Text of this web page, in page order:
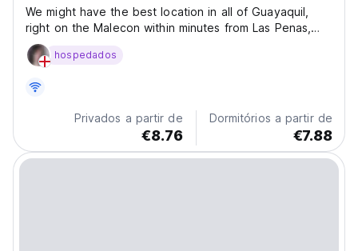
We might have the best location in all of Guayaquil,
right on the Malecon within minutes from Las Penas,
the new fancy bar and cafe area in Panama street,
across from the botanical garden, and very close to
hospedados
Privados a partir de
€8.76
Dormitórios a partir de
€7.88